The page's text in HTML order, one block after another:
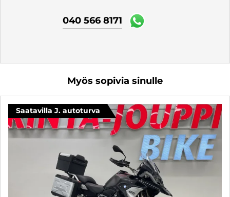
040 566 8171
Myös sopivia sinulle
Saatavilla J. autoturva